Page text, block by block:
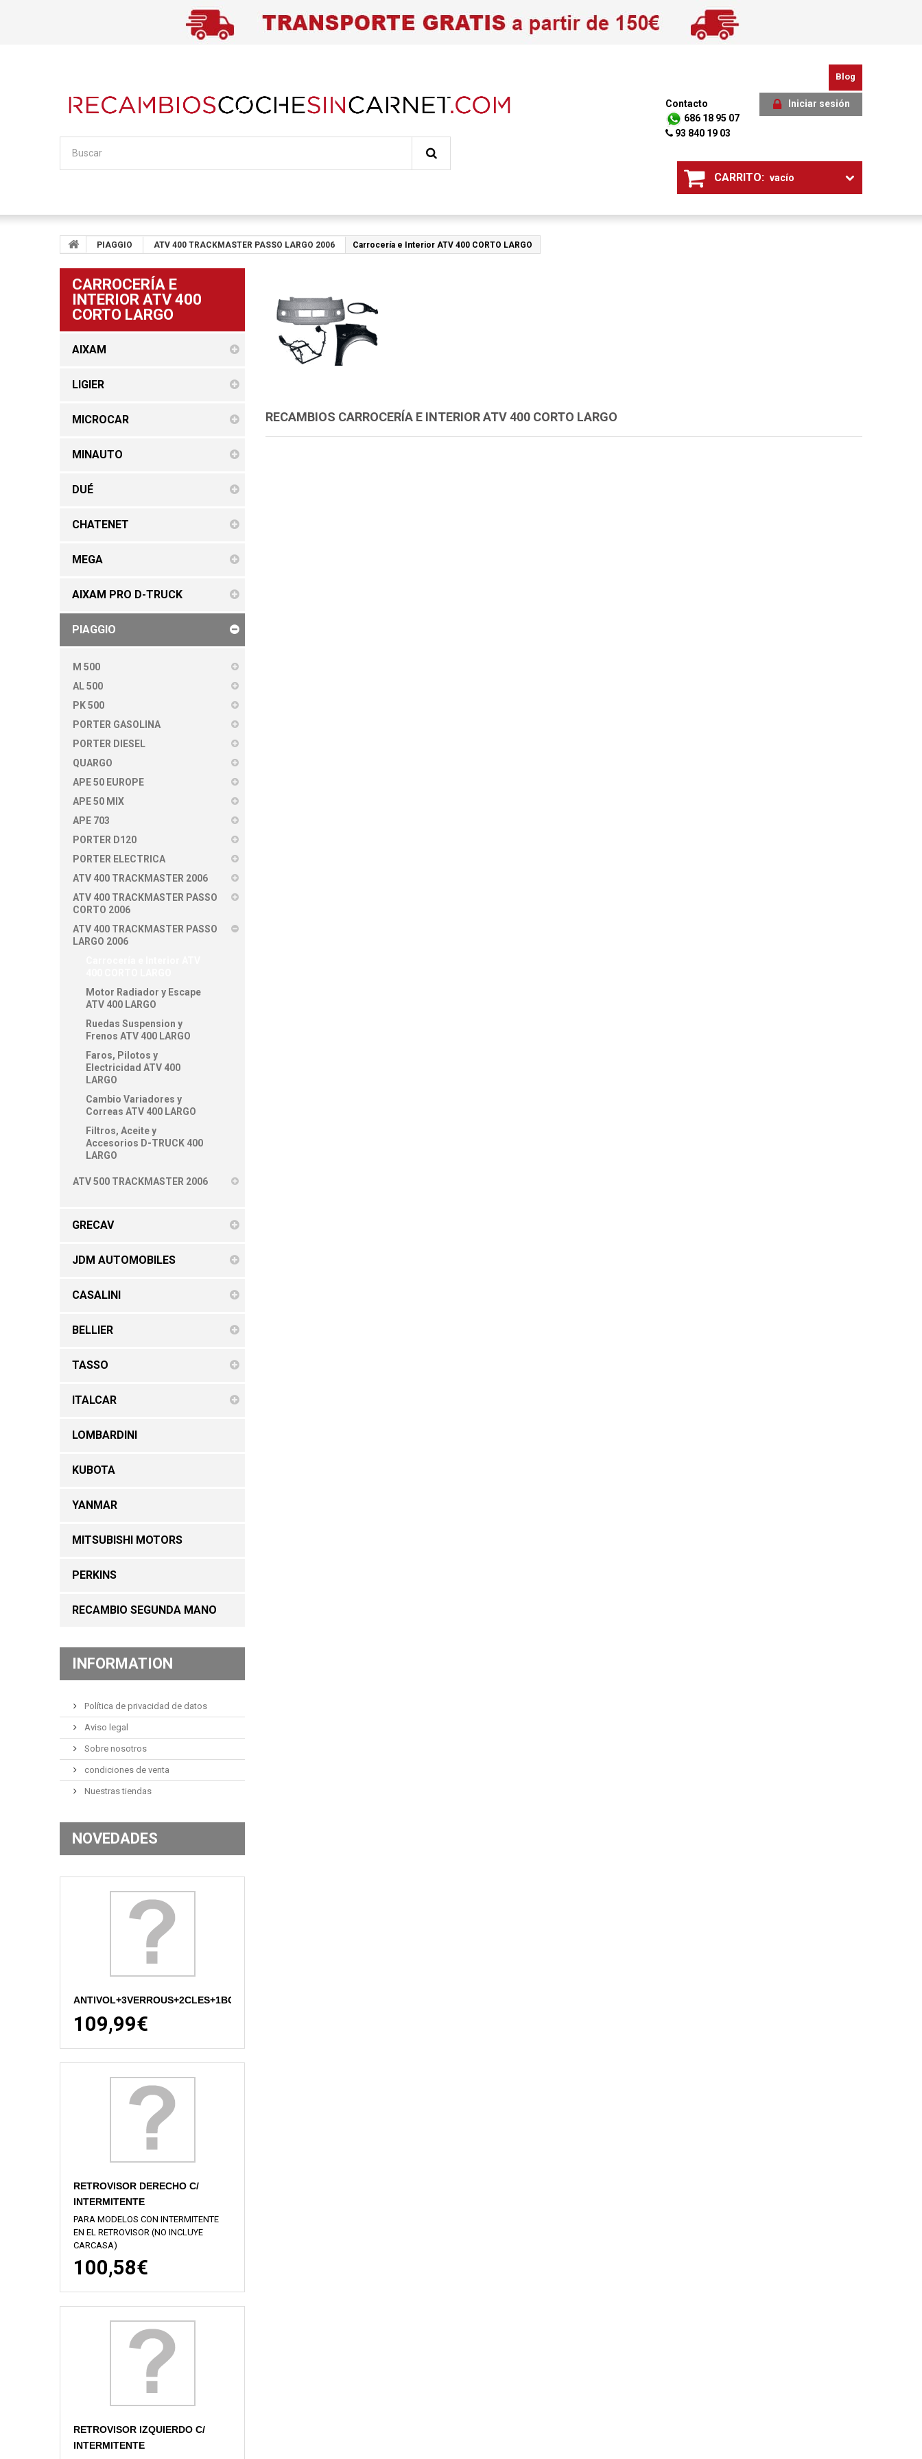
Blog
Iniciar sesión
Contacto
686 18 95 07
93 840 19 03
CARRITO: vacío
PIAGGIO ATV 400 TRACKMASTER PASSO LARGO 2006 Carrocería e Interior ATV 400 CORTO LARGO
CARROCERÍA E
INTERIOR ATV 400
CORTO LARGO
AIXAM
LIGIER
MICROCAR
MINAUTO
DUÉ
CHATENET
MEGA
AIXAM PRO D-TRUCK
PIAGGIO
M 500
AL 500
PK 500
PORTER GASOLINA
PORTER DIESEL
QUARGO
APE 50 EUROPE
APE 50 MIX
APE 703
PORTER D120
PORTER ELECTRICA
ATV 400 TRACKMASTER 2006
ATV 400 TRACKMASTER PASSO
CORTO 2006
ATV 400 TRACKMASTER PASSO
LARGO 2006
Motor Radiador y Escape
ATV 400 LARGO
Ruedas Suspension y
Frenos ATV 400 LARGO
Faros, Pilotos y
Electricidad ATV 400
LARGO
Cambio Variadores y
Correas ATV 400 LARGO
Filtros, Aceite y
Accesorios D-TRUCK 400
LARGO
ATV 500 TRACKMASTER 2006
GRECAV
JDM AUTOMOBILES
CASALINI
BELLIER
TASSO
ITALCAR
LOMBARDINI
KUBOTA
YANMAR
MITSUBISHI MOTORS
PERKINS
RECAMBIO SEGUNDA MANO
INFORMATION
Política de privacidad de datos
Aviso legal
Sobre nosotros
condiciones de venta
Nuestras tiendas
NOVEDADES
ANTIVOL+3VERROUS+2CLES+1BOUCHO
109,99€
RETROVISOR DERECHO C/
INTERMITENTE
PARA MODELOS CON INTERMITENTE
EN EL RETROVISOR (NO INCLUYE
CARCASA)
100,58€
RETROVISOR IZQUIERDO C/
INTERMITENTE
RECAMBIOS CARROCERÍA E INTERIOR ATV 400 CORTO LARGO